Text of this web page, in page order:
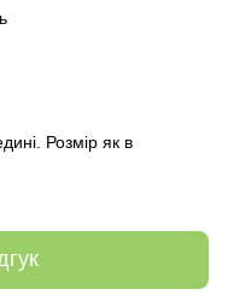
Розмір як в